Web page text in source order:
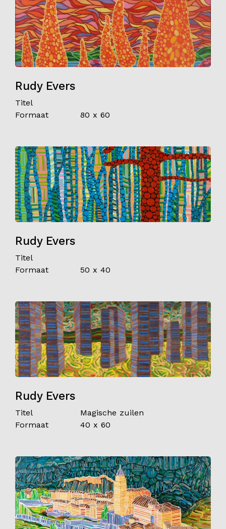
Rudy Evers
Titel
Formaat
80 x 60
Rudy Evers
Titel
Formaat
50 x 40
Rudy Evers
Titel
Magische zuilen
Formaat
40 x 60